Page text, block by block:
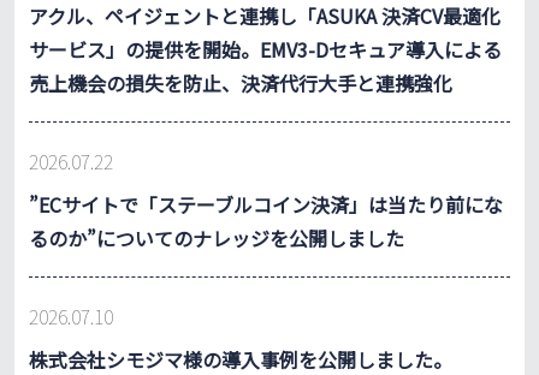
アクル、ペイジェントと連携し「ASUKA 決済CV最適化
サービス」の提供を開始。EMV3-Dセキュア導入による
売上機会の損失を防止、決済代行大手と連携強化
2026.07.22
”ECサイトで「ステーブルコイン決済」は当たり前にな
るのか”についてのナレッジを公開しました
2026.07.10
株式会社シモジマ様の導入事例を公開しました。